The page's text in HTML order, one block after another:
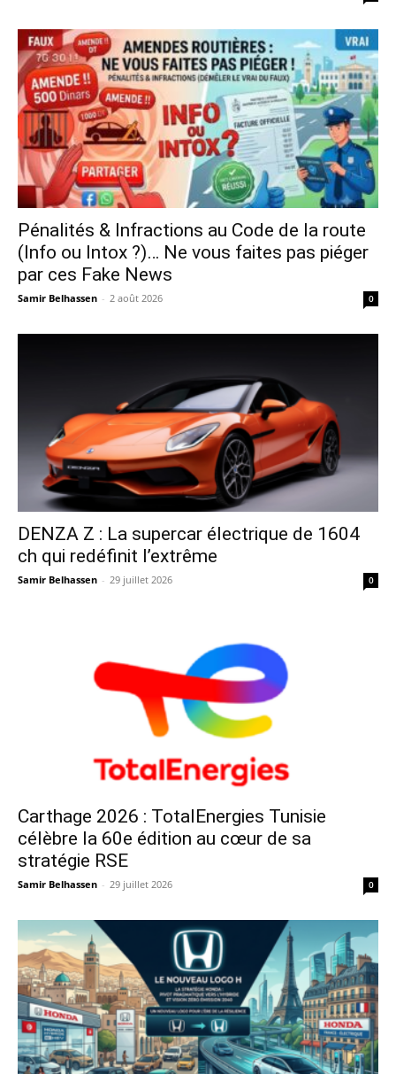
Pénalités & Infractions au Code de la route
(Info ou Intox ?)… Ne vous faites pas piéger
par ces Fake News
Samir Belhassen - 2 août 2026 0
DENZA Z : La supercar électrique de 1604
ch qui redéfinit l’extrême
Samir Belhassen - 29 juillet 2026 0
Carthage 2026 : TotalEnergies Tunisie
célèbre la 60e édition au cœur de sa
stratégie RSE
Samir Belhassen - 29 juillet 2026 0